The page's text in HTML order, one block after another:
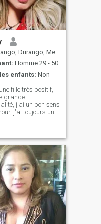
Durango, Mexique
Homme 29 - 50
enfants: Non
fille très positif,
grande
j'ai un bon sens
j'ai toujours un
chanter. J'aime
ce soit en plein air, le
d'être dans la
riding bike et
la route J'aime ...
et je le fais
! J'aime partager
avec ma famille et
je suis honnête,
affectueux par
fille, j'ai toujours